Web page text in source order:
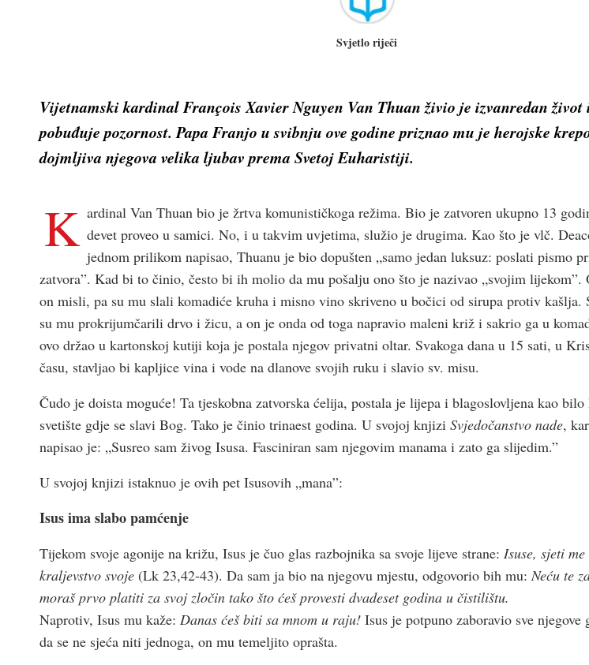
Svjetlo riječi
Vijetnamski kardinal François Xavier Nguyen Van Thuan živio je izvanredan život
pobuđuje pozornost. Papa Franjo u svibnju ove godine priznao mu je herojske
dojmljiva njegova velika ljubav prema Svetoj Euharistiji.
K ardinal Van Thuan bio je žrtva komunističkoga režima. Bio je zatvoren ukupno 13
devet proveo u samici. No, i u takvim uvjetima, služio je drugima. Kao što je vlč.
jednom prilikom napisao, Thuanu je bio dopušten „samo jedan luksuz: poslati pismo
zatvora”. Kad bi to činio, često bi ih molio da mu pošalju ono što je nazivao „svojim lijekom”.
on misli, pa su mu slali komadiće kruha i misno vino skriveno u bočici od sirupa protiv kašlja.
su mu prokrijumčarili drvo i žicu, a on je onda od toga napravio maleni križ i sakrio ga u
ovo držao u kartonskoj kutiji koja je postala njegov privatni oltar. Svakoga dana u 15 sati, u
času, stavljao bi kapljice vina i vode na dlanove svojih ruku i slavio sv. misu.
Čudo je doista moguće! Ta tjeskobna zatvorska ćelija, postala je lijepa i blagoslovljena kao
svetište gdje se slavi Bog. Tako je činio trinaest godina. U svojoj knjizi Svjedočanstvo nade,
napisao je: „Susreo sam živog Isusa. Fasciniran sam njegovim manama i zato ga slijedim.”
U svojoj knjizi istaknuo je ovih pet Isusovih „mana”:
Isus ima slabo pamćenje
Tijekom svoje agonije na križu, Isus je čuo glas razbojnika sa svoje lijeve strane: Isuse, sjeti
kraljevstvo svoje (Lk 23,42-43). Da sam ja bio na njegovu mjestu, odgovorio bih mu: Neću te
moraš prvo platiti za svoj zločin tako što ćeš provesti dvadeset godina u čistilištu.
Naprotiv, Isus mu kaže: Danas ćeš biti sa mnom u raju! Isus je potpuno zaboravio sve njegove
da se ne sjeća niti jednoga, on mu temeljito oprašta.